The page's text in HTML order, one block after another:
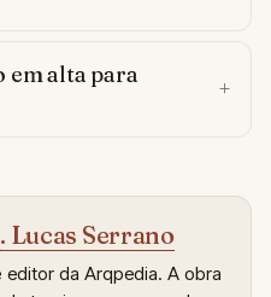
em alta para
Lucas Serrano
editor da Arqpedia. A obra